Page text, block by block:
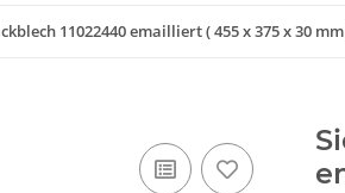
11022440 emailliert ( 455 x 375 x 30